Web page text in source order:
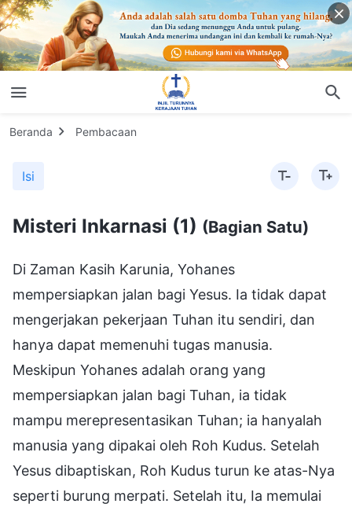
Beranda Pembacaan
Isi
Misteri Inkarnasi (1) (Bagian Satu)
Di Zaman Kasih Karunia, Yohanes
mempersiapkan jalan bagi Yesus. Ia tidak dapat
mengerjakan pekerjaan Tuhan itu sendiri, dan
hanya dapat memenuhi tugas manusia.
Meskipun Yohanes adalah orang yang
mempersiapkan jalan bagi Tuhan, ia tidak
mampu merepresentasikan Tuhan; ia hanyalah
manusia yang dipakai oleh Roh Kudus. Setelah
Yesus dibaptiskan, Roh Kudus turun ke atas-Nya
seperti burung merpati. Setelah itu, Ia memulai